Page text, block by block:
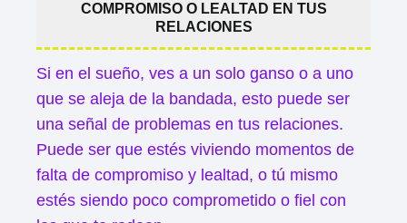
COMPROMISO O LEALTAD EN TUS
RELACIONES
Si en el sueño, ves a un solo ganso o a uno
que se aleja de la bandada, esto puede ser
una señal de problemas en tus relaciones.
Puede ser que estés viviendo momentos de
falta de compromiso y lealtad, o tú mismo
estés siendo poco comprometido o fiel con